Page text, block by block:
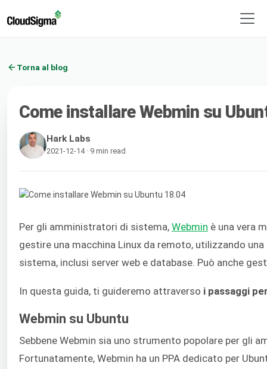
Torna al blog
Come installare Webmin su
Hark Labs
2021-12-14 · 9 min read
Per gli amministratori di sistema, Webmin è una vera
gestire una macchina Linux da remoto, utilizzando
sistema, inclusi server web e database. Può anche
In questa guida, ti guideremo attraverso i passaggi
Webmin su Ubuntu
Sebbene Webmin sia uno strumento popolare per gli
Fortunatamente, Webmin ha un PPA dedicato per